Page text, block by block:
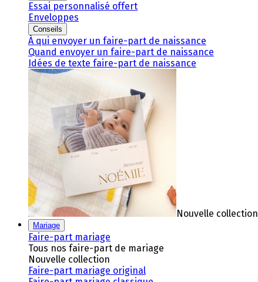
Essai personnalisé offert
Enveloppes
Conseils
À qui envoyer un faire-part de naissance
Quand envoyer un faire-part de naissance
Idées de texte faire-part de naissance
Nouvelle collection
Mariage
Faire-part mariage
Tous nos faire-part de mariage
Nouvelle collection
Faire-part mariage original